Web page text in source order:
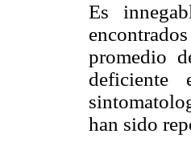
Es
promedio
han sido